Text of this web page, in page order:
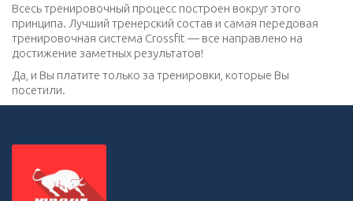
Всесь тренировочный процесс построен вокруг этого
принципа. Лучший тренерский состав и самая передовая
тренировочная система Crossfit — все направлено на
достижение заметных результатов!
Да, и Вы платите только за тренировки, которые Вы
посетили.